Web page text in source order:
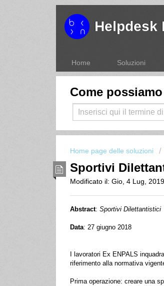
Helpdesk
Home Soluzioni
Come
Home page delle soluzioni
Sportivi
Modificato il: Gio, 4 Lug,
Abstract: Sportivi Dilettantistici
Data: 27 giugno 2018
I lavoratori Ex ENPALS
riferimento alla normativa
Prima operazione: creare una